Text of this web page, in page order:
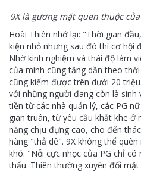
9X là gương mặt quen thuộc
Hoài Thiên nhớ lại: "Thời gian
kiện nhỏ nhưng sau đó thì cơ hội
Nhờ kinh nghiệm và thái độ làm
của mình cũng tăng dần theo
cũng kiếm được trên dưới 20
với những người đang còn là
tiền từ các nhà quản lý, các PG
gian truân, từ yêu cầu khắt khe ở
năng chịu đựng cao, cho đến
hàng "thả dê". 9X không thể
khó. "Nỗi cực nhọc của PG chỉ
thấu. Thiên thường xuyên đối